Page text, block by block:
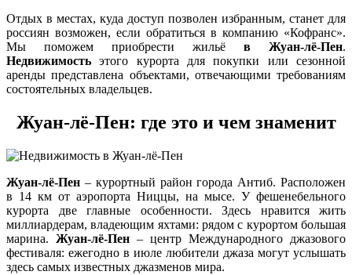
Отдых в местах, куда доступ позволен избранным, станет для
россиян возможен, если обратиться в компанию «Кофранс».
Мы поможем приобрести жильё в Жуан-лё-Пен.
Недвижимость этого курорта для покупки или сезонной
аренды представлена объектами, отвечающими требованиям
состоятельных владельцев.
Жуан-лё-Пен: где это и чем знаменит
Жуан-лё-Пен – курортный район города Антиб. Расположен
в 14 км от аэропорта Ниццы, на мысе. У фешенебельного
курорта две главные особенности. Здесь нравится жить
миллиардерам, владеющим яхтами: рядом с курортом большая
марина. Жуан-лё-Пен – центр Международного джазового
фестиваля: ежегодно в июле любители джаза могут услышать
здесь самых известных джазменов мира.